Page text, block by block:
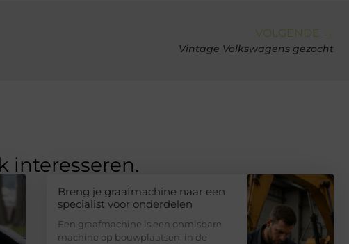
VOLGENDE →
Vintage Volkswagens gezocht
interesseren.
Breng je graafmachine naar een
specialist voor onderdelen
Een graafmachine is een onmisbare
machine op bouwplaatsen, in de